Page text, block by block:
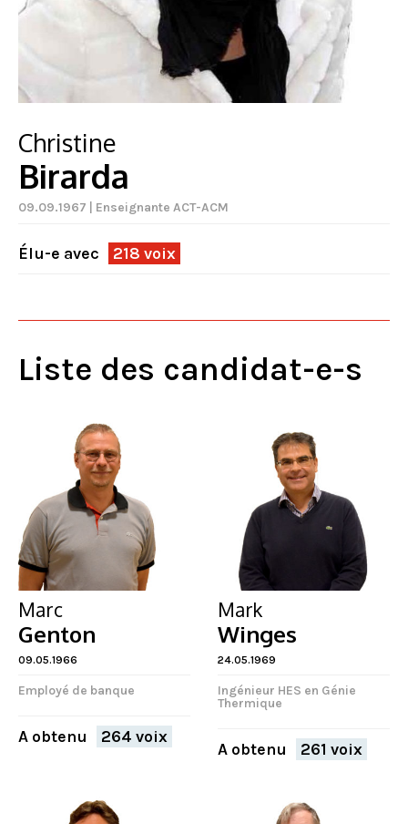
Christine
Birarda
09.09.1967 | Enseignante ACT-ACM
Élu-e avec 218 voix
Liste des candidat-e-s
Marc
Genton
09.05.1966
Employé de banque
A obtenu 264 voix
Mark
Winges
24.05.1969
Ingénieur HES en Génie
Thermique
A obtenu 261 voix